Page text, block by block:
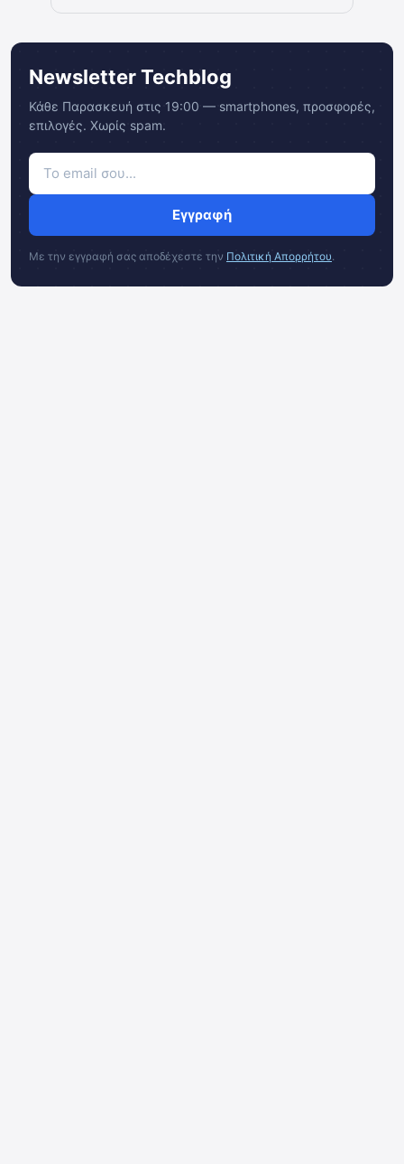
Newsletter Techblog
Κάθε Παρασκευή στις 19:00 — smartphones, προσφορές,
επιλογές. Χωρίς spam.
Εγγραφή
Με την εγγραφή σας αποδέχεστε την Πολιτική Απορρήτου.